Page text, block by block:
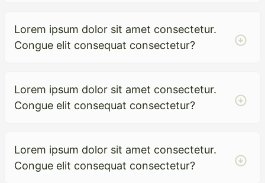
Lorem ipsum dolor sit amet consectetur.
Congue elit consequat consectetur?
Lorem ipsum dolor sit amet consectetur.
Congue elit consequat consectetur?
Lorem ipsum dolor sit amet consectetur.
Congue elit consequat consectetur?